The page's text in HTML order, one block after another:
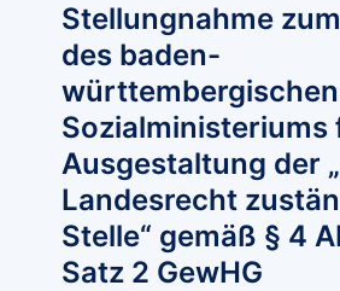
Stellungnahme
des baden-
württembergischen
Sozialministeriums
Ausgestaltung der
Landesrecht
Stelle“ gemäß § 4
Satz 2 GewHG